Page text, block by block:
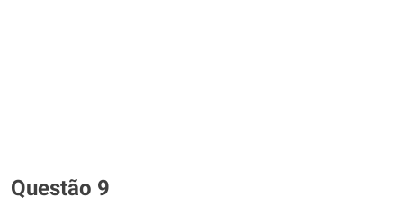
Questão 9